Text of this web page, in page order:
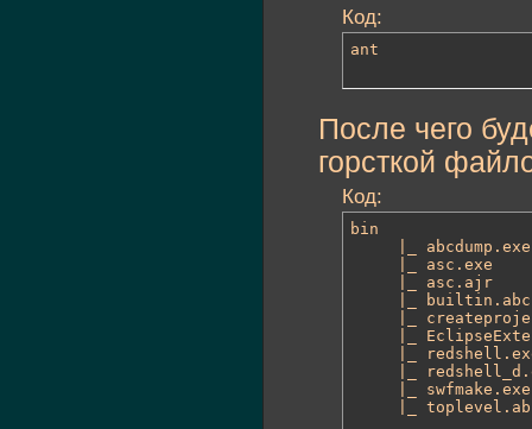
Код:
ant
После чего
горсткой
Код:
bin
|_
|_ asc.exe
     |_ asc.ajr
     |_ builtin.abc
|_
|_
|_
|_
|_
|_